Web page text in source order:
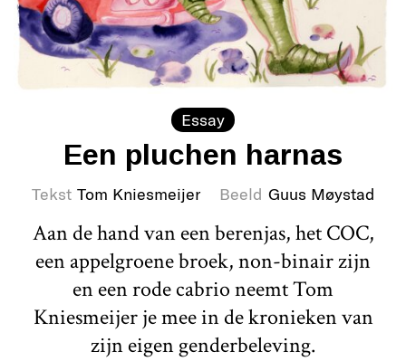
Essay
Een pluchen harnas
Tekst Tom Kniesmeijer Beeld Guus Møystad
Aan de hand van een berenjas, het COC,
een appelgroene broek, non-binair zijn
en een rode cabrio neemt Tom
Kniesmeijer je mee in de kronieken van
zijn eigen genderbeleving.